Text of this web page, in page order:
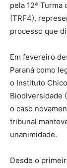
pela 12ª Turma
(TRF4),
processo que
Em fevereiro
Paraná como
o Instituto
Biodiversidade
o caso
tribunal
unanimidade.
Desde o